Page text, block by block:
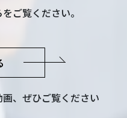
ご覧ください。
画、ぜひご覧ください